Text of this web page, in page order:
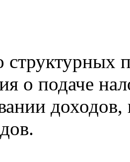
структурных
о подаче
доходов,